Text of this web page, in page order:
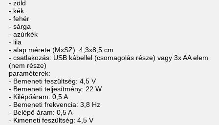
- zöld
- kék
- fehér
- sárga
- azúrkék
- lila
- alap mérete (MxSZ): 4,3x8,5 cm
- csatlakozás: USB kábellel (csomagolás része) vagy 3x AA elem
(nem része)
paraméterek:
- Bemeneti feszültség: 4,5 V
- Bemeneti teljesítmény: 22 W
- Kilépőáram: 0,5 A
- Bemeneti frekvencia: 3,8 Hz
- Belépő áram: 0,5 A
- Kimeneti feszültség: 4,5 V